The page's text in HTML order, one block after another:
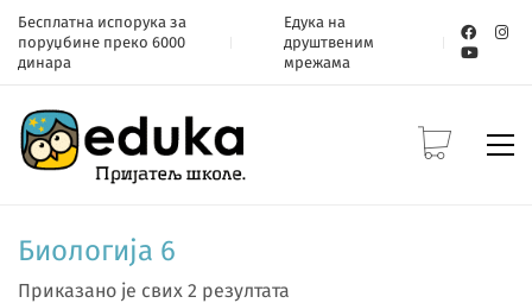
Бесплатна испорука за
поруџбине преко 6000
динара
Едука на
друштвеним
мрежама
Биологија 6
Приказано је свих 2 резултата